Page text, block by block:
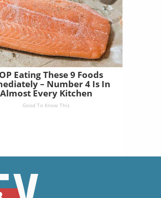
Eating These 9 Foods
– Number 4 Is In
Almost Every Kitchen
Good To Know This